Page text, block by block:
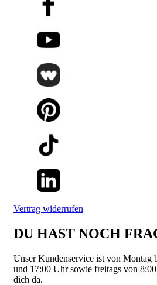
Vertrag widerrufen
DU HAST NOCH
Unser Kundenservice ist von Montag
und 17:00 Uhr sowie freitags von
dich da.